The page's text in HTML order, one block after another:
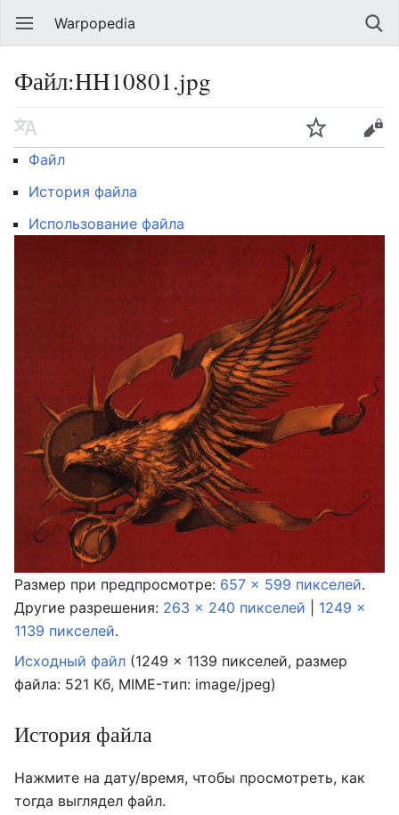
Warpopedia
Файл:HH10801.jpg
Файл
История файла
Использование файла
Размер при предпросмотре: 657 × 599 пикселей.
Другие разрешения: 263 × 240 пикселей
1249 ×
1139 пикселей.
Исходный файл (1249 × 1139 пикселей, размер
файла: 521 Кб, MIME-тип: image/jpeg)
История файла
Нажмите на дату/время, чтобы просмотреть, как
тогда выглядел файл.